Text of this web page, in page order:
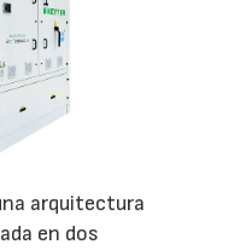
arquitectura
en dos